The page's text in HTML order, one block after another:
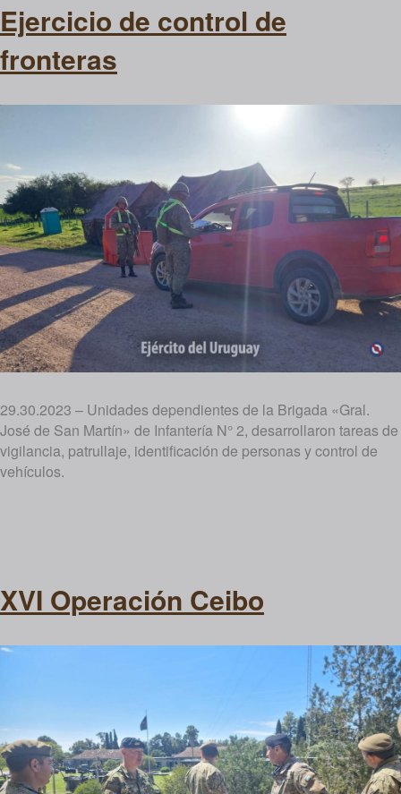
Ejercicio de control de
fronteras
29.30.2023 – Unidades dependientes de la Brigada «Gral.
José de San Martín» de Infantería N° 2, desarrollaron tareas de
vigilancia, patrullaje, identificación de personas y control de
vehículos.
XVI Operación Ceibo